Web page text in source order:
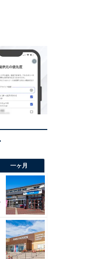
一ヶ月